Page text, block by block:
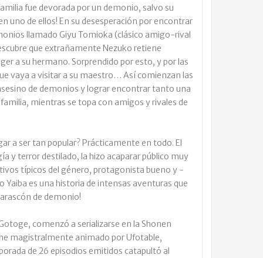
fue devorada por un demonio, salvo su
uno de ellos! En su desesperación por encontrar
llamado Giyu Tomioka (clásico amigo-rival
que extrañamente Nezuko retiene
a su hermano. Sorprendido por esto, y por las
vaya a visitar a su maestro… Así comienzan las
de demonios y lograr encontrar tanto una
mientras se topa con amigos y rivales de
a ser tan popular? Prácticamente en todo. El
y terror destilado, la hizo acaparar público muy
típicos del género, protagonista bueno y -
Yaiba es una historia de intensas aventuras que
de demonio!
comenzó a serializarse en la Shonen
magistralmente animado por Ufotable,
de 26 episodios emitidos catapultó al